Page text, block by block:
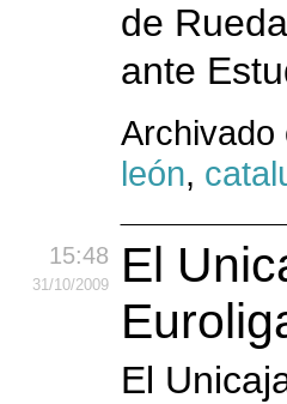
de
ante
Archivado
león,
15:48
31/10/2009
El
El